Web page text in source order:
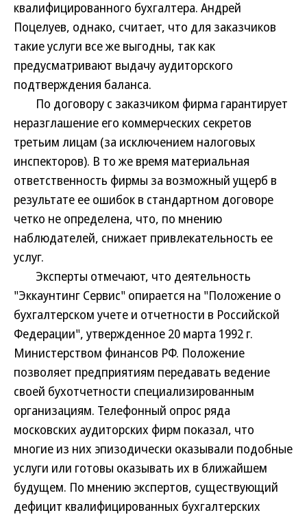
квалифицированного бухгалтера. Андрей
Поцелуев, однако, считает, что для заказчиков
такие услуги все же выгодны, так как
предусматривают выдачу аудиторского
подтверждения баланса.
По договору с заказчиком фирма гарантирует
неразглашение его коммерческих секретов
третьим лицам (за исключением налоговых
инспекторов). В то же время материальная
ответственность фирмы за возможный ущерб в
результате ее ошибок в стандартном договоре
четко не определена, что, по мнению
наблюдателей, снижает привлекательность ее
услуг.
Эксперты отмечают, что деятельность
"Эккаунтинг Сервис" опирается на "Положение о
бухгалтерском учете и отчетности в Российской
Федерации", утвержденное 20 марта 1992 г.
Министерством финансов РФ. Положение
позволяет предприятиям передавать ведение
своей бухотчетности специализированным
организациям. Телефонный опрос ряда
московских аудиторских фирм показал, что
многие из них эпизодически оказывали подобные
услуги или готовы оказывать их в ближайшем
будущем. По мнению экспертов, существующий
дефицит квалифицированных бухгалтерских